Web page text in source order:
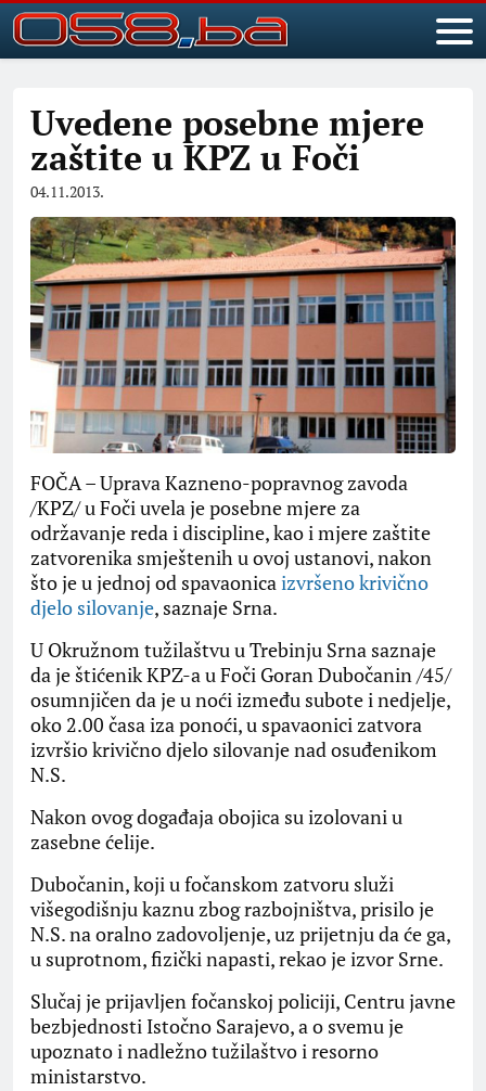
Uvedene posebne mjere
zaštite u KPZ u Foči
04.11.2013.
FOČA – Uprava Kazneno-popravnog zavoda
/KPZ/ u Foči uvela je posebne mjere za
održavanje reda i discipline, kao i mjere zaštite
zatvorenika smještenih u ovoj ustanovi, nakon
što je u jednoj od spavaonicaizvršeno krivično
djelo silovanje, saznaje Srna.
U Okružnom tužilaštvu u Trebinju Srna saznaje
da je štićenik KPZ-a u Foči Goran Dubočanin /45/
osumnjičen da je u noći između subote i nedjelje,
oko 2.00 časa iza ponoći, u spavaonici zatvora
izvršio krivično djelo silovanje nad osuđenikom
N.S.
Nakon ovog događaja obojica su izolovani u
zasebne ćelije.
Dubočanin, koji u fočanskom zatvoru služi
višegodišnju kaznu zbog razbojništva, prisilo je
N.S. na oralno zadovoljenje, uz prijetnju da će ga,
u suprotnom, fizički napasti, rekao je izvor Srne.
Slučaj je prijavljen fočanskoj policiji, Centru javne
bezbjednosti Istočno Sarajevo, a o svemu je
upoznato i nadležno tužilaštvo i resorno
ministarstvo.